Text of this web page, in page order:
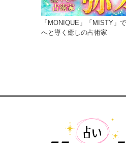
「MONIQUE」「MISTY」
へと導く癒しの占術家